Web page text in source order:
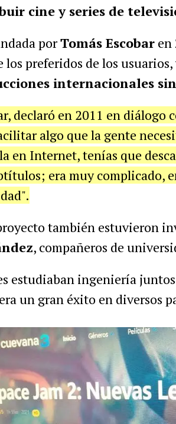
cine y series de
porTomás Escobaren
los preferidos de los usuarios,
internacionales
declaró en 2011 en diálogo
algo que la gente
en Internet, tenías que
era muy complicado,
también estuvieron
, compañeros de
estudiaban ingeniería
un gran éxito en diversos